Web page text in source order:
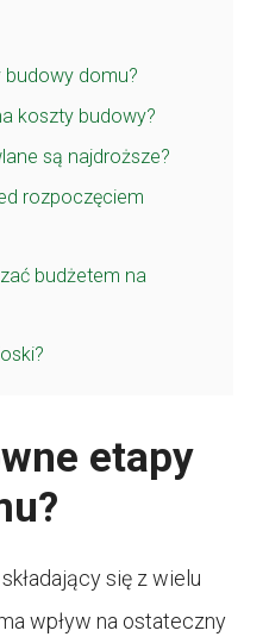
budowy domu?
koszty budowy?
są najdroższe?
rozpoczęciem
budżetem na
etapy
się z wielu
wpływ na ostateczny